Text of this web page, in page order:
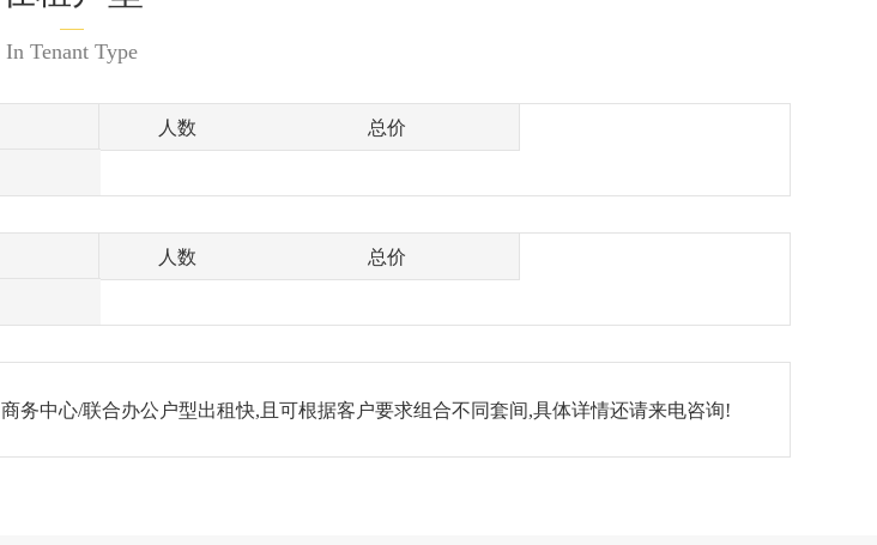
In Tenant Type
人数 总价
人数 总价
商务中心/联合办公户型出租快,且可根据客户要求组合不同套间,具体详情还请来电咨询!